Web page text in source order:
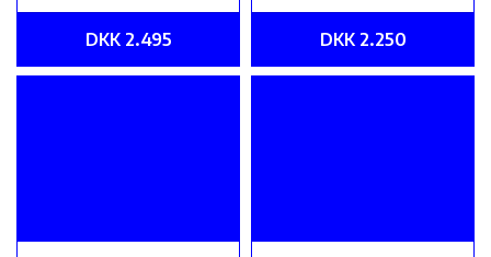
DKK 2.495 DKK 2.250